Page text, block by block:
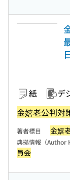
紙 デ
金嬉老公判対
著者標目 金嬉
典拠情報（Author
員会